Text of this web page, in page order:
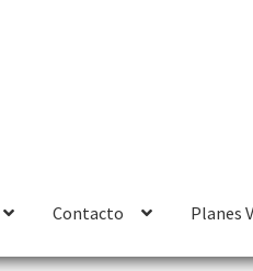
Contacto Planes